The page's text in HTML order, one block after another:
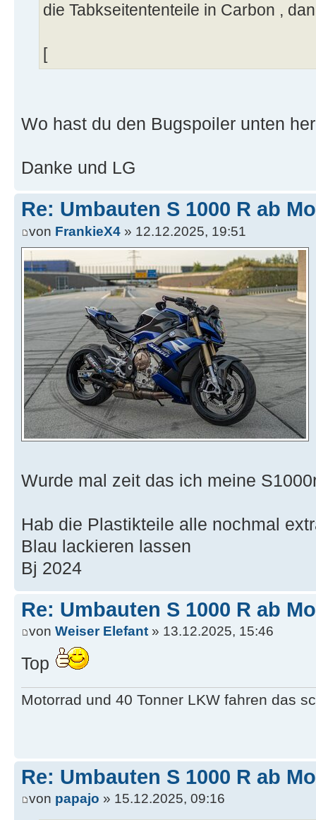
die Tabkseitententeile in Carbon ,
[
Wo hast du den Bugspoiler unten
Danke und LG
Re: Umbauten S 1000 R ab
von FrankieX4 » 12.12.2025, 19:51
Wurde mal zeit das ich meine
Hab die Plastikteile alle nochmal
Blau lackieren lassen
Bj 2024
Re: Umbauten S 1000 R ab
von Weiser Elefant » 13.12.2025, 15:46
Top
Motorrad und 40 Tonner LKW fahren das
Re: Umbauten S 1000 R ab
von papajo » 15.12.2025, 09:16